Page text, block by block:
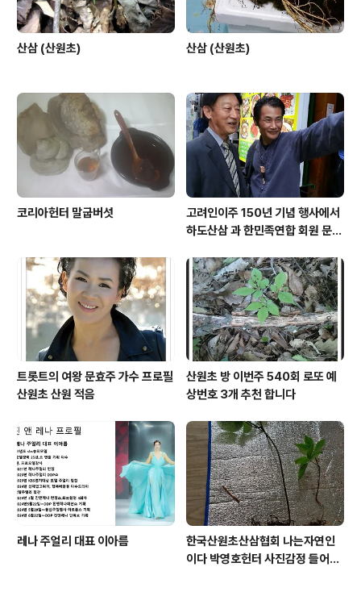
산삼 (산원초) 산삼 (산원초)
코리아헌터 말굽버섯
고려인이주 150년 기념 행사에서
하도산삼 과 한민족연합 회원 문효
트롯트의 여왕 문효주 가수 프로필
산원초 산원 적음
산원초 방 이번주 540회 로또 예
상번호 3개 추천 합니다
레나 주얼리 대표 이아름
한국산원초산삼협회 나는자연인
이다 박영호헌터 사진감정 들어운